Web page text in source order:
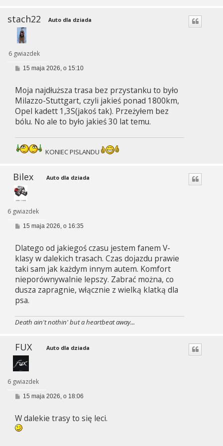
stach22
6 gwiazdek
Auto dla dziada
P
t
15 maja 2026, o 15:10
Moja najdłuższa trasa bez przystanku to było
Milazzo-Stuttgart, czyli jakieś ponad 1800km,
Opel kadett 1,3S(jakoś tak). Przeżyłem bez
bólu. No ale to było jakieś 30 lat temu.
KONIEC PISLANDU
Bilex
6 gwiazdek
Auto dla dziada
P
t
15 maja 2026, o 16:35
Dlatego od jakiegoś czasu jestem fanem V-
klasy w dalekich trasach. Czas dojazdu prawie
taki sam jak każdym innym autem. Komfort
nieporównywalnie lepszy. Zabrać można, co
dusza zapragnie, włącznie z wielką klatką dla
psa.
Death ain't nothin' but a heartbeat away...
FUX
6 gwiazdek
Auto dla dziada
P
t
15 maja 2026, o 18:06
W dalekie trasy to się leci.